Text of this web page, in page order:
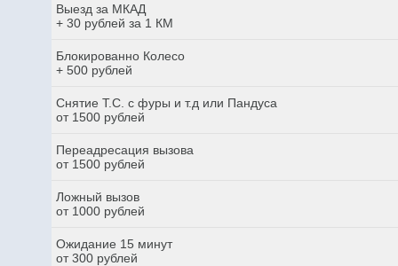
Выезд за МКАД
+ 30 рублей за 1 КМ
Блокированно Колесо
+ 500 рублей
Снятие Т.С. с фуры и т.д или Пандуса
от 1500 рублей
Переадресация вызова
от 1500 рублей
Ложный вызов
от 1000 рублей
Ожидание 15 минут
от 300 рублей